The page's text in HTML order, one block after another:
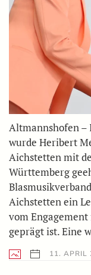
Altmannshofen –
wurde Heribert
Aichstetten mit
Württemberg
Aichstetten ein
vom
geprägt ist. Eine
11. APRIL